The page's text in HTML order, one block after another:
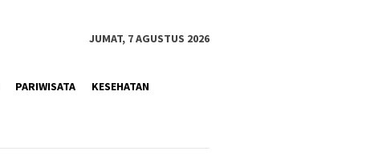
JUMAT, 7 AGUSTUS 2026
PARIWISATA KESEHATAN